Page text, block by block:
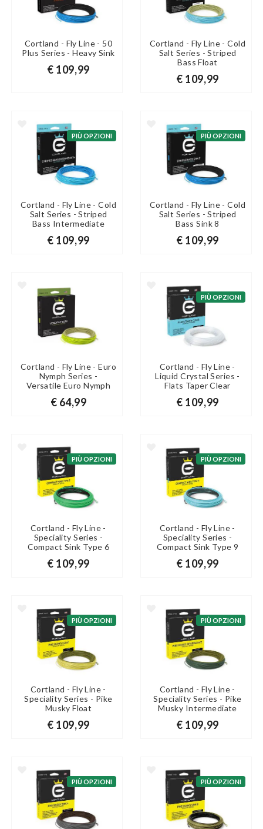
Cortland - Fly Line - 50
Plus Series - Heavy Sink
€ 109,99
Cortland - Fly Line - Cold
Salt Series - Striped
Bass Float
€ 109,99
PIÙ OPZIONI
Cortland - Fly Line - Cold
Salt Series - Striped
Bass Intermediate
€ 109,99
PIÙ OPZIONI
Cortland - Fly Line - Cold
Salt Series - Striped
Bass Sink 8
€ 109,99
Cortland - Fly Line - Euro
Nymph Series -
Versatile Euro Nymph
€ 64,99
PIÙ OPZIONI
Cortland - Fly Line -
Liquid Crystal Series -
Flats Taper Clear
€ 109,99
PIÙ OPZIONI
Cortland - Fly Line -
Speciality Series -
Compact Sink Type 6
€ 109,99
PIÙ OPZIONI
Cortland - Fly Line -
Speciality Series -
Compact Sink Type 9
€ 109,99
PIÙ OPZIONI
Cortland - Fly Line -
Speciality Series - Pike
Musky Float
€ 109,99
PIÙ OPZIONI
Cortland - Fly Line -
Speciality Series - Pike
Musky Intermediate
€ 109,99
PIÙ OPZIONI PIÙ OPZIONI